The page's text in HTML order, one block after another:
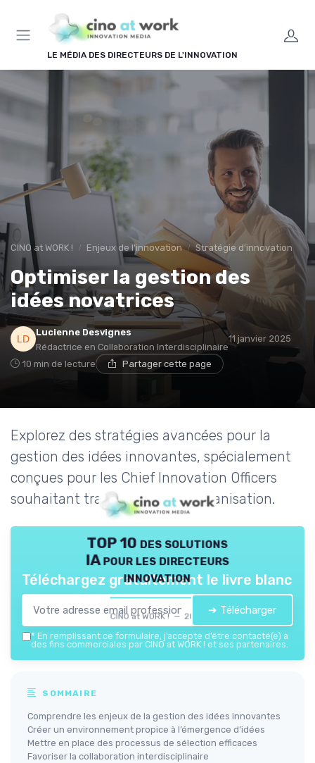
LE MÉDIA DES DIRECTEURS DE L'INNOVATION
CINO at WORK ! Enjeux de l'innovation Stratégie d'innovation
Optimiser la gestion des
idées novatrices
Lucienne Desvignes
Rédactrice en Collaboration Interdisciplinaire
11 janvier 2025
10 min de lecture Partager cette page
Explorez des stratégies avancées pour la
gestion des idées innovantes, spécialement
conçues pour les Chief Innovation Officers
souhaitant transformer leur organisation.
TOP 10 des solutions
IA pour les directeurs
innovation
CINO at WORK ! — 2026
Téléchargez gratuitement le livre blanc
➔ Télécharger
* En remplissant ce formulaire, j’accepte d’être contacté(e) à
des fins commerciales par CINO at WORK ! et ses partenaires.
SOMMAIRE
Comprendre les enjeux de la gestion des idées innovantes
Créer un environnement propice à l’émergence d’idées
Mettre en place des processus de sélection efficaces
Favoriser la collaboration interdisciplinaire